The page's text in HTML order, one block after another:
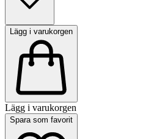
Lägg i varukorgen
Lägg i varukorgen
Spara som favorit